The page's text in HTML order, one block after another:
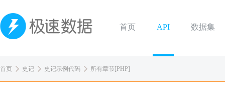
首页 API 数据集
首页 史记 史记示例代码 所有章节[PHP]